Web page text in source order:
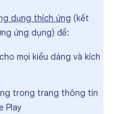
dụng thích ứng (kết
ứng dụng) để:
mọi kiểu dáng và kích
trong trang thông tin
Play